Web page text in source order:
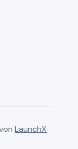
LaunchX